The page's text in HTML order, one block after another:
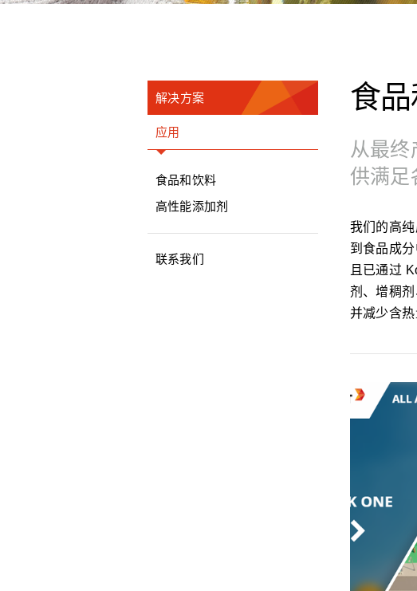
解决方案
应用
食品和饮料
高性能添加剂
联系我们
食
从最
供满足
我们的高
到食品成
且已通过
剂、增稠
并减少含热